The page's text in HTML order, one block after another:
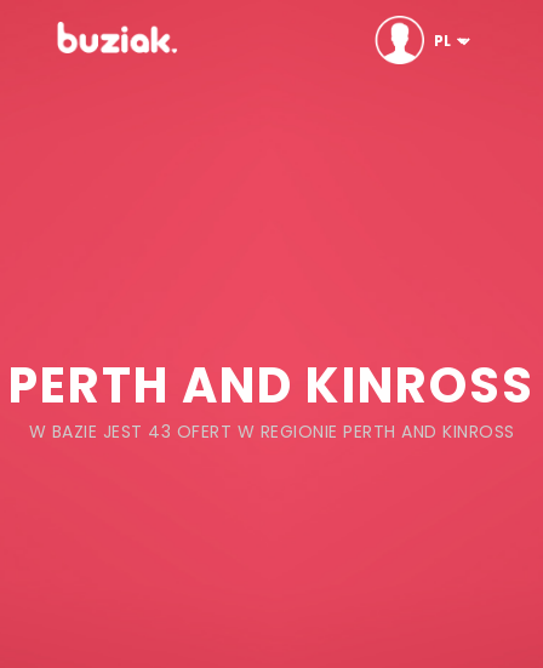
PERTH AND KINROSS
W BAZIE JEST 43 OFERT W REGIONIE PERTH AND KINROSS